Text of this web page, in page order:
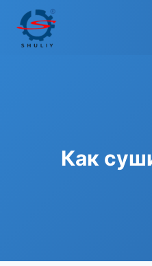
Перейти
содержимому
Как